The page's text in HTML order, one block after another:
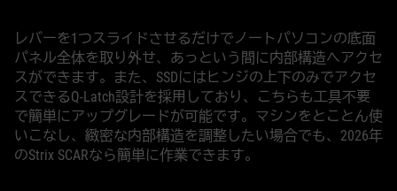
レバーを1つスライドさせるだけでノートパソコンの底面
パネル全体を取り外せ、あっという間に内部構造へアクセ
スができます。また、SSDにはヒンジの上下のみでアクセ
スできるQ-Latch設計を採用しており、こちらも工具不要
で簡単にアップグレードが可能です。マシンをとことん使
いこなし、緻密な内部構造を調整したい場合でも、2026年
のStrix SCARなら簡単に作業できます。